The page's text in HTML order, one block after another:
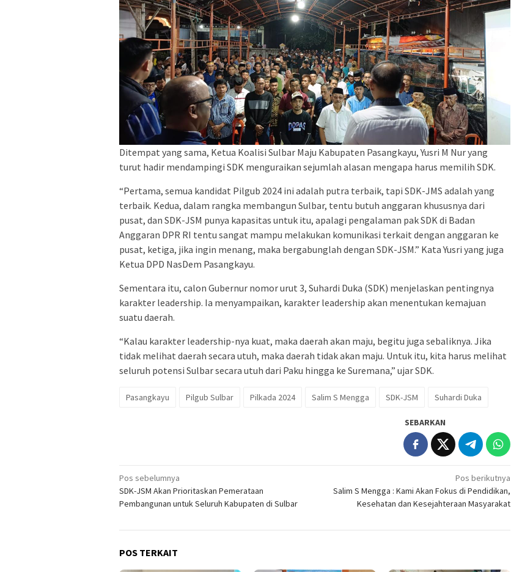
Ditempat yang sama, Ketua Koalisi Sulbar Maju Kabupaten Pasangkayu, Yusri M Nur yang
turut hadir mendampingi SDK menguraikan sejumlah alasan mengapa harus memilih SDK.
“Pertama, semua kandidat Pilgub 2024 ini adalah putra terbaik, tapi SDK-JMS adalah yang
terbaik. Kedua, dalam rangka membangun Sulbar, tentu butuh anggaran khususnya dari
pusat, dan SDK-JSM punya kapasitas untuk itu, apalagi pengalaman pak SDK di Badan
Anggaran DPR RI tentu sangat mampu melakukan komunikasi terkait dengan anggaran ke
pusat, ketiga, jika ingin menang, maka bergabunglah dengan SDK-JSM.” Kata Yusri yang juga
Ketua DPD NasDem Pasangkayu.
Sementara itu, calon Gubernur nomor urut 3, Suhardi Duka (SDK) menjelaskan pentingnya
karakter leadership. Ia menyampaikan, karakter leadership akan menentukan kemajuan
suatu daerah.
“Kalau karakter leadership-nya kuat, maka daerah akan maju, begitu juga sebaliknya. Jika
tidak melihat daerah secara utuh, maka daerah tidak akan maju. Untuk itu, kita harus melihat
seluruh potensi Sulbar secara utuh dari Paku hingga ke Suremana,” ujar SDK.
Pasangkayu Pilgub Sulbar Pilkada 2024 Salim S Mengga SDK-JSM Suhardi Duka
SEBARKAN
Navigasi
pos
Pos sebelumnya
SDK-JSM Akan Prioritaskan Pemerataan
Pembangunan untuk Seluruh Kabupaten di Sulbar
Pos berikutnya
Salim S Mengga : Kami Akan Fokus di Pendidikan,
Kesehatan dan Kesejahteraan Masyarakat
POS TERKAIT